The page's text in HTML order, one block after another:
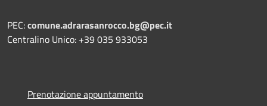
PEC:comune.adrarasanrocco.bg@pec.it
Centralino Unico: +39 035 933053
Prenotazione appuntamento